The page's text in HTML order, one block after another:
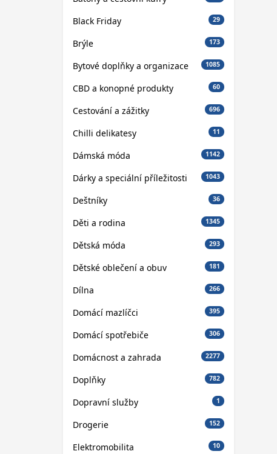
Black Friday 29
Brýle 173
Bytové doplňky a organizace 1085
CBD a konopné produkty 60
Cestování a zážitky 696
Chilli delikatesy 11
Dámská móda 1142
Dárky a speciální příležitosti 1043
Deštníky 36
Děti a rodina 1345
Dětská móda 293
Dětské oblečení a obuv 181
Dílna 266
Domácí mazlíčci 395
Domácí spotřebiče 306
Domácnost a zahrada 2277
Doplňky 782
Dopravní služby 1
Drogerie 152
Elektromobilita 10